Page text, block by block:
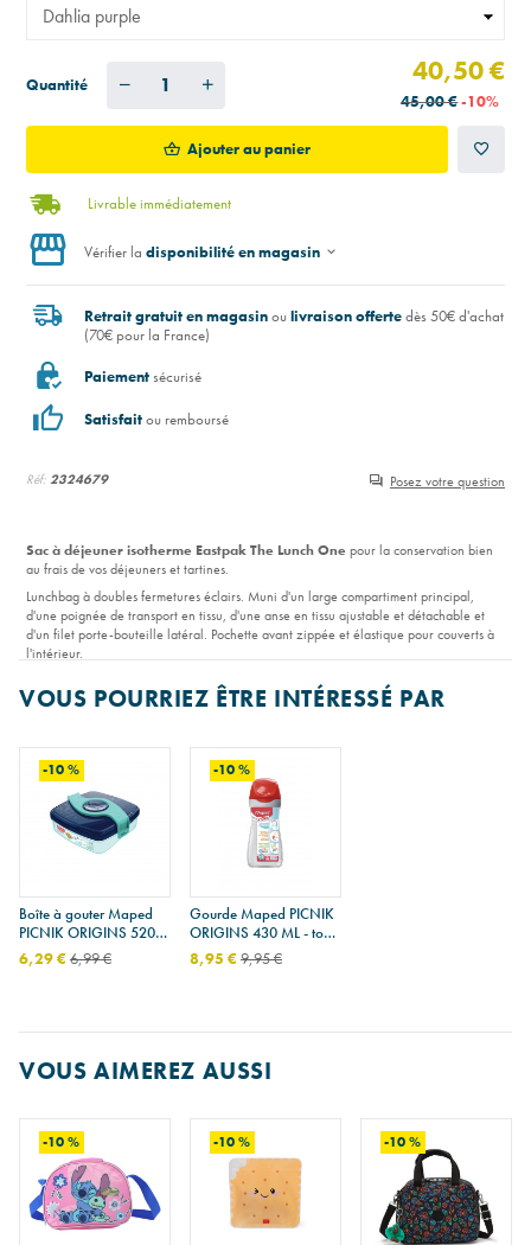
Réf: 2324679 Posez votre question
Sac à déjeuner isotherme Eastpak The Lunch One pour la conservation bien
au frais de vos déjeuners et tartines.
Lunchbag à doubles fermetures éclairs. Muni d'un large compartiment principal,
d'une poignée de transport en tissu, d'une anse en tissu ajustable et détachable et
d'un filet porte-bouteille latéral. Pochette avant zippée et élastique pour couverts à
l'intérieur.
Quantité 40,50 €
45,00 €-10%
Ajouter au panier
Livrable immédiatement
Vérifier la disponibilité en magasin
Retrait gratuit en magasinoulivraison offertedès 50€ d'achat
(70€ pour la France)
Paiementsécurisé
Satisfaitou remboursé
VOUS POURRIEZ ÊTRE INTÉRESSÉ PAR
-10 %
Boîte à gouter Maped
PICNIK ORIGINS 520
ML - tons bleus
6,29 €6,99 €
-10 %
Gourde Maped PICNIK
ORIGINS 430 ML - tons
rouges
8,95 €9,95 €
VOUS AIMEREZ AUSSI
-10 % -10 % -10 %